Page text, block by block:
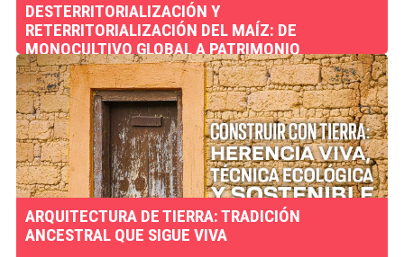
DESTERRITORIALIZACIÓN Y
RETERRITORIALIZACIÓN DEL MAÍZ: DE
MONOCULTIVO GLOBAL A PATRIMONIO
BIOCULTURAL DE MÉXICO
ARQUITECTURA DE TIERRA: TRADICIÓN
ANCESTRAL QUE SIGUE VIVA